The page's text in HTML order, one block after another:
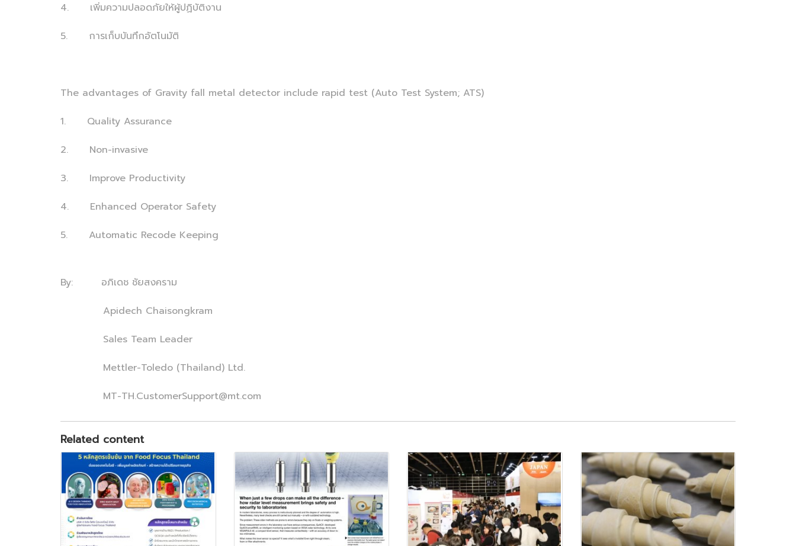
4. เพิ่มความปลอดภัยให้ผู้ปฏิบัติงาน
5. การเก็บบันทึกอัตโนมัติ
The advantages of Gravity fall metal detector include rapid test (Auto Test System; ATS)
1. Quality Assurance
2. Non-invasive
3. Improve Productivity
4. Enhanced Operator Safety
5. Automatic Recode Keeping
By: อภิเดช ชัยสงคราม
Apidech Chaisongkram
Sales Team Leader
Mettler-Toledo (Thailand) Ltd.
MT-TH.CustomerSupport@mt.com
Related content